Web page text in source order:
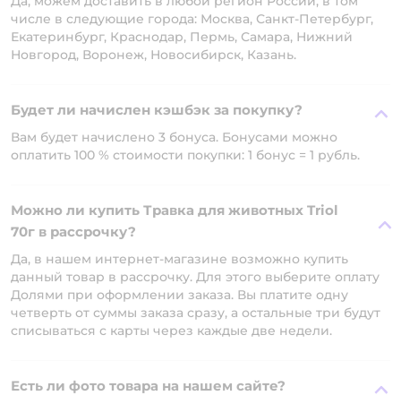
числе в следующие города: Москва, Санкт-Петербург,
Екатеринбург, Краснодар, Пермь, Самара, Нижний
Новгород, Воронеж, Новосибирск, Казань.
Будет ли начислен кэшбэк за покупку?
Вам будет начислено 3 бонуса. Бонусами можно
оплатить 100 % стоимости покупки: 1 бонус = 1 рубль.
Можно ли купить Травка для животных Triol
70г в рассрочку?
Да, в нашем интернет-магазине возможно купить
данный товар в рассрочку. Для этого выберите оплату
Долями при оформлении заказа. Вы платите одну
четверть от суммы заказа сразу, а остальные три будут
списываться с карты через каждые две недели.
Есть ли фото товара на нашем сайте?